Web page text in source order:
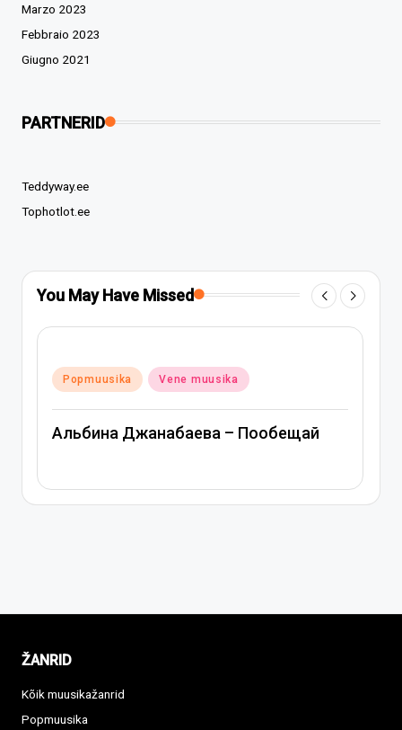
Marzo 2023
Febbraio 2023
Giugno 2021
PARTNERID
Teddyway.ee
Tophotlot.ee
You May Have Missed
Posted
in
Popmuusika Vene muusika
Митя Фомин и Альбина Джанабаева –
Спасибо, сердце
ŽANRID
Kõik muusikažanrid
Popmuusika